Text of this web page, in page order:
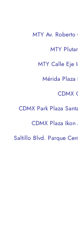
MTY Av.
MTY
MTY Calle Eje
Mérida
CDMX
CDMX Park Plaza
CDMX Plaza
Saltillo Blvd. Parque